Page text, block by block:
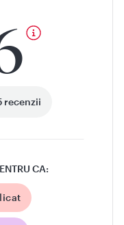
recenzii
CA: